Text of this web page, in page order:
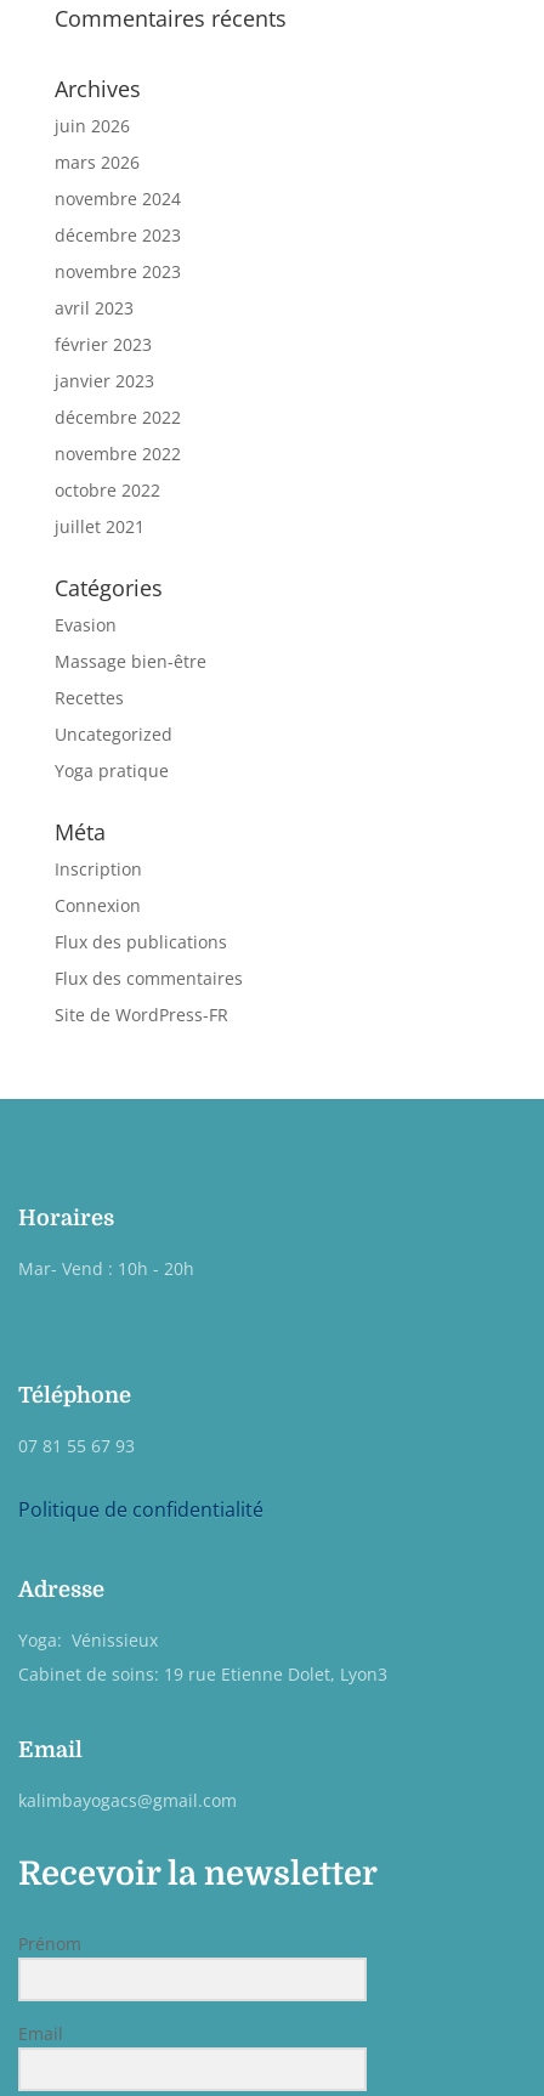
Commentaires récents
Archives
juin 2026
mars 2026
novembre 2024
décembre 2023
novembre 2023
avril 2023
février 2023
janvier 2023
décembre 2022
novembre 2022
octobre 2022
juillet 2021
Catégories
Evasion
Massage bien-être
Recettes
Uncategorized
Yoga pratique
Méta
Inscription
Connexion
Flux des publications
Flux des commentaires
Site de WordPress-FR
Horaires
Mar- Vend : 10h - 20h
Téléphone
07 81 55 67 93
Politique de confidentialité
Adresse
Yoga: Vénissieux
Cabinet de soins: 19 rue Etienne Dolet, Lyon3
Email
kalimbayogacs@gmail.com
Recevoir la newsletter
Prénom
Email